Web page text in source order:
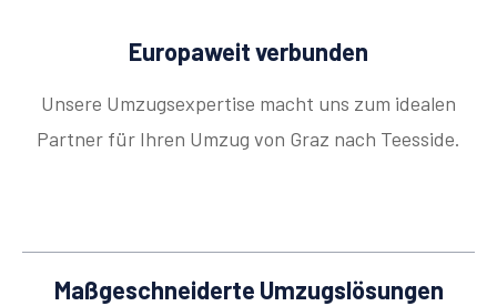
Europaweit verbunden
Unsere Umzugsexpertise macht uns zum idealen
Partner für Ihren Umzug von Graz nach Teesside.
Maßgeschneiderte Umzugslösungen